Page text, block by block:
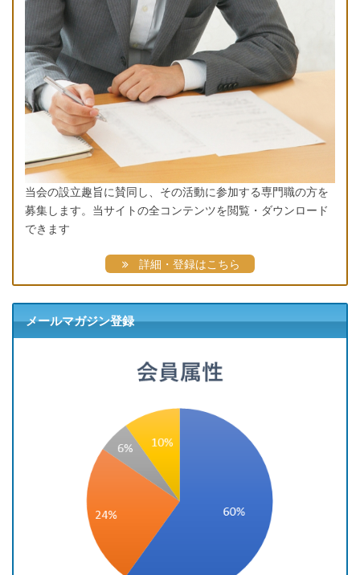
当会の設立趣旨に賛同し、その活動に参加する専門職の方を
募集します。当サイトの全コンテンツを閲覧・ダウンロード
できます
詳細・登録はこちら
メールマガジン登録